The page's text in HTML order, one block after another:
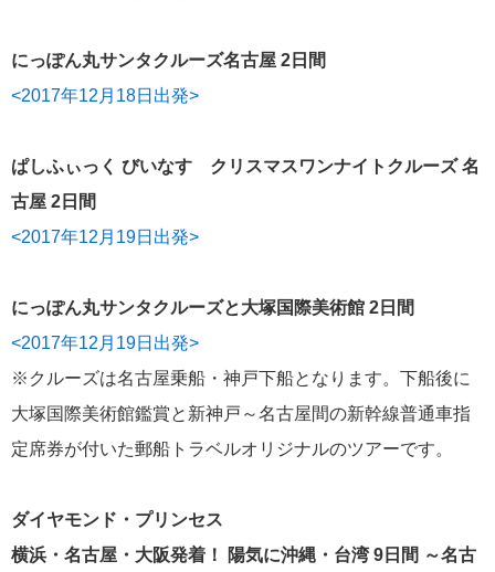
にっぽん丸サンタクルーズ名古屋 2日間
<2017年12月18日出発>
ぱしふぃっく びいなす クリスマスワンナイトクルーズ 名
古屋 2日間
<2017年12月19日出発>
にっぽん丸サンタクルーズと大塚国際美術館 2日間
<2017年12月19日出発>
※クルーズは名古屋乗船・神戸下船となります。下船後に
大塚国際美術館鑑賞と新神戸～名古屋間の新幹線普通車指
定席券が付いた郵船トラベルオリジナルのツアーです。
ダイヤモンド・プリンセス
横浜・名古屋・大阪発着！ 陽気に沖縄・台湾 9日間 ～名古
初夏の日本一周
コースご案内
ぱしふぃっくびいなすチャーター
プリンセス・クルーズ
現地情報
クリスタル・クルーズ
お知らせ
飛鳥Ⅲ 45